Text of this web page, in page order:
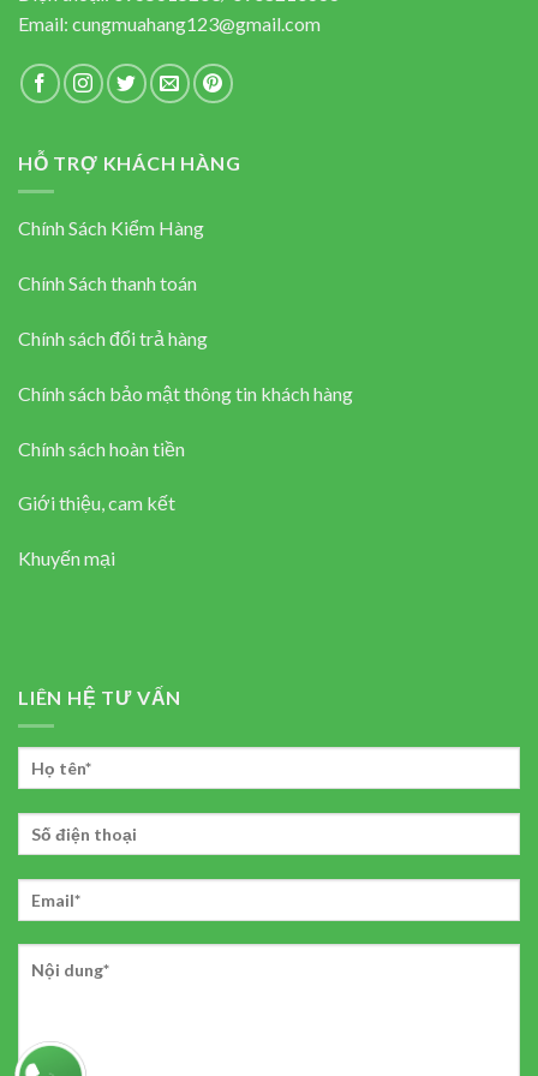
Email: cungmuahang123@gmail.com
HỖ TRỢ KHÁCH HÀNG
Chính Sách Kiểm Hàng
Chính Sách thanh toán
Chính sách đổi trả hàng
Chính sách bảo mật thông tin khách hàng
Chính sách hoàn tiền
Giới thiệu, cam kết
Khuyến mại
LIÊN HỆ TƯ VẤN